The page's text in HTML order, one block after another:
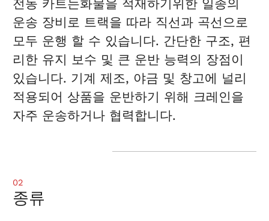
전동 카트는화물을 적재하기위한 일종의
운송 장비로 트랙을 따라 직선과 곡선으로
모두 운행 할 수 있습니다. 간단한 구조, 편
리한 유지 보수 및 큰 운반 능력의 장점이
있습니다. 기계 제조, 야금 및 창고에 널리
적용되어 상품을 운반하기 위해 크레인을
자주 운송하거나 협력합니다.
02
종류